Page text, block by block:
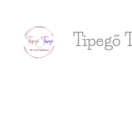
Tipegő T